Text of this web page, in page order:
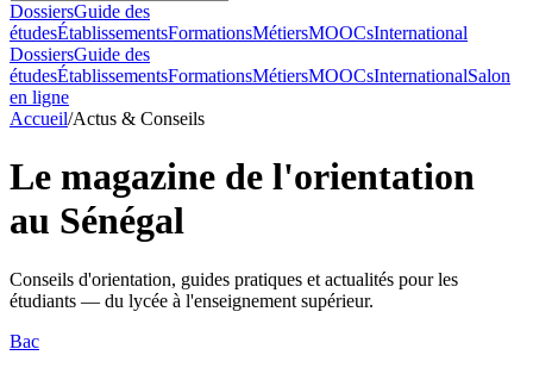
DossiersGuide des
étudesÉtablissementsFormationsMétiersMOOCsInternational
DossiersGuide des
étudesÉtablissementsFormationsMétiersMOOCsInternationalSalon
en ligne
Accueil/Actus & Conseils
Le magazine de l'orientation
au Sénégal
Conseils d'orientation, guides pratiques et actualités pour les
étudiants — du lycée à l'enseignement supérieur.
Bac